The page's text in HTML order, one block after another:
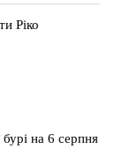
Ріко
на 6 серпня